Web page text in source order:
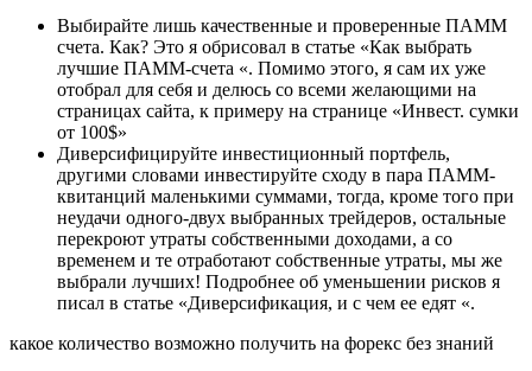
Выбирайте лишь качественные и проверенные ПАММ
счета. Как? Это я обрисовал в статье «Как выбрать
лучшие ПАММ-счета «. Помимо этого, я сам их уже
отобрал для себя и делюсь со всеми желающими на
страницах сайта, к примеру на странице «Инвест. сумки
от 100$»
Диверсифицируйте инвестиционный портфель,
другими словами инвестируйте сходу в пара ПАММ-
квитанций маленькими суммами, тогда, кроме того при
неудачи одного-двух выбранных трейдеров, остальные
перекроют утраты собственными доходами, а со
временем и те отработают собственные утраты, мы же
выбрали лучших! Подробнее об уменьшении рисков я
писал в статье «Диверсификация, и с чем ее едят «.
какое количество возможно получить на форекс без знаний